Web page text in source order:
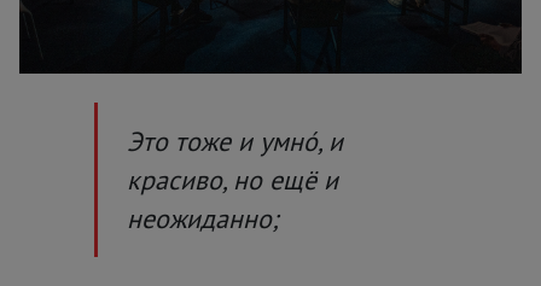
Это тоже и умнó, и
красиво, но ещё и
неожиданно;